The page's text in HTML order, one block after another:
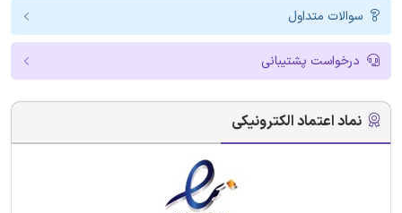
سوالات متداول
درخواست پشتیبانی
نماد اعتماد الکترونیکی